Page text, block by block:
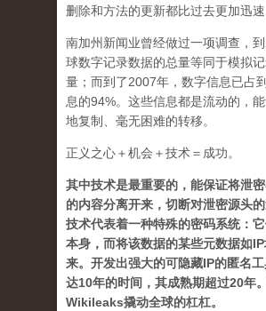
删除和方法的更新都比过去更加迅速
南加州新闻业曾经做过一项调查，
球数字记录数据的总量等同于模拟
量；而到了2007年，数字信息已占
息的94%。这些信息都是流动的，
地复制、毫无困难的转移。
正义之心＋机会＋技术＝成功。
其中技术是最重要的，能保证将泄
的内容分离开来，切断对泄密源头
技术代表着一种特殊的密码系统：
本身，而将该数据的某些元数据如
来。开发出强大的可隐藏IP的匿名
达10年的时间，其成熟期超过20年。
Wikileaks撬动全球的杠杠。